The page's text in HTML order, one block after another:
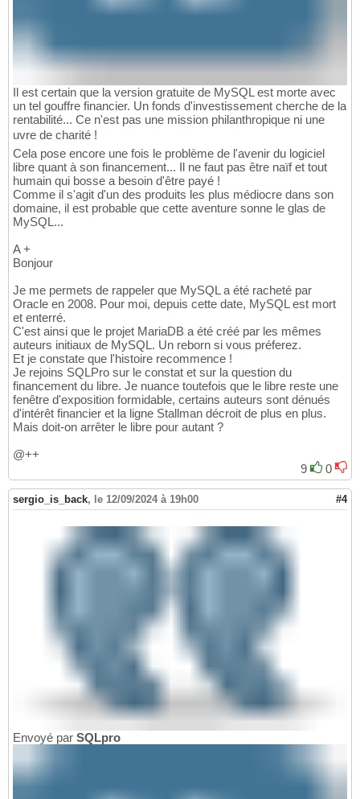
Il est certain que la version gratuite de MySQL est morte avec
un tel gouffre financier. Un fonds d'investissement cherche de la
rentabilité... Ce n'est pas une mission philanthropique ni une
uvre de charité !
Cela pose encore une fois le problème de l'avenir du logiciel
libre quant à son financement... Il ne faut pas être naïf et tout
humain qui bosse a besoin d'être payé !
Comme il s'agit d'un des produits les plus médiocre dans son
domaine, il est probable que cette aventure sonne le glas de
MySQL...
A +
Bonjour
Je me permets de rappeler que MySQL a été racheté par
Oracle en 2008. Pour moi, depuis cette date, MySQL est mort
et enterré.
C'est ainsi que le projet MariaDB a été créé par les mêmes
auteurs initiaux de MySQL. Un reborn si vous préferez.
Et je constate que l'histoire recommence !
Je rejoins SQLPro sur le constat et sur la question du
financement du libre. Je nuance toutefois que le libre reste une
fenêtre d'exposition formidable, certains auteurs sont dénués
d'intérêt financier et la ligne Stallman décroit de plus en plus.
Mais doit-on arrêter le libre pour autant ?
@++
9
0
sergio_is_back, le 12/09/2024 à 19h00 #4
Envoyé par SQLpro